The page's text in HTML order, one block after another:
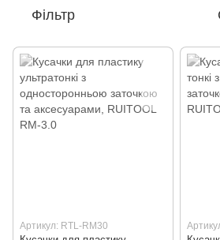
Фільтр
Артикул: RTL-RM30